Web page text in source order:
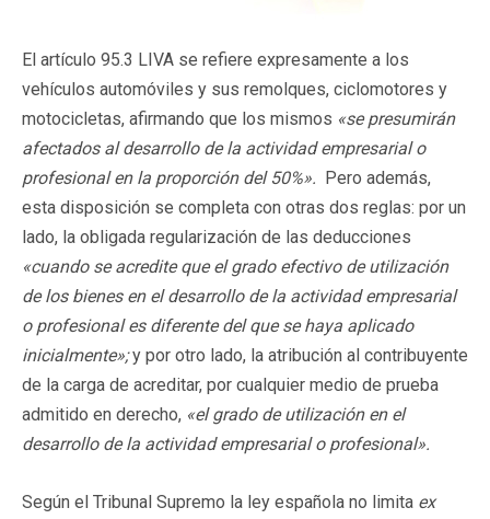
El artículo 95.3 LIVA se refiere expresamente a los
vehículos automóviles y sus remolques, ciclomotores y
motocicletas, afirmando que los mismos «se presumirán
afectados al desarrollo de la actividad empresarial o
profesional en la proporción del 50%». Pero además,
esta disposición se completa con otras dos reglas: por un
lado, la obligada regularización de las deducciones
«cuando se acredite que el grado efectivo de utilización
de los bienes en el desarrollo de la actividad empresarial
o profesional es diferente del que se haya aplicado
inicialmente»;y por otro lado, la atribución al contribuyente
de la carga de acreditar, por cualquier medio de prueba
admitido en derecho, «el grado de utilización en el
desarrollo de la actividad empresarial o profesional».
Según el Tribunal Supremo la ley española no limita ex